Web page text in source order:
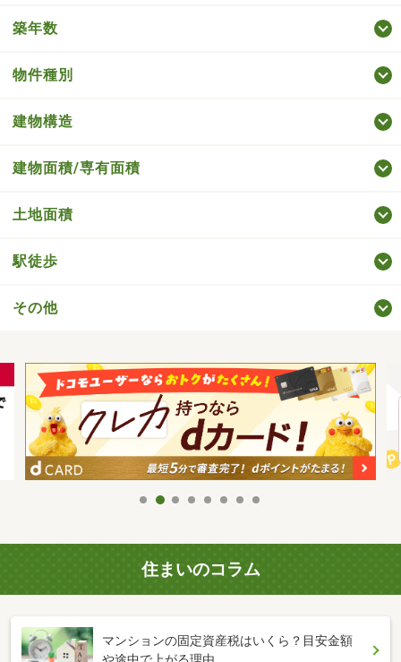
築年数
物件種別
建物構造
建物面積/専有面積
土地面積
駅徒歩
その他
住まいのコラム
マンションの固定資産税はいくら？目安金額